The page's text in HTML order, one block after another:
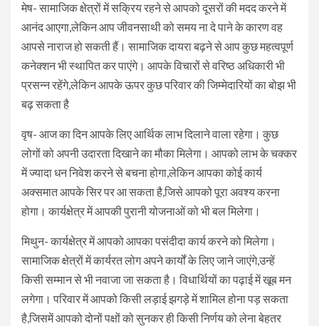
मेष- सामाजिक क्षेत्रों में सक्रिय रहने से आपको दूसरों की मदद करने में
आनंद आएगा,लेकिन आप जीवनसाथी को समय ना दे पाने के कारण वह
आपसे नाराज हो सकती हैं। सामाजिक दायरा बढ़ने से आप कुछ महत्वपूर्ण
कनेक्शन भी स्थापित कर पाएंगे। आपके विचारों से वरिष्ठ अधिकारी भी
प्रसन्न रहेंगे,लेकिन आपके ऊपर कुछ परिवार की जिम्मेदारियों का बोझ भी
बढ़ सकता है
वृष- आज का दिन आपके लिए आर्थिक लाभ दिलाने वाला रहेगा। कुछ
लोगों को अपनी उदारता दिखाने का मौका मिलेगा। आपको लाभ के चक्कर
में ज्यादा धन निवेश करने से बचना होगा,लेकिन आपका कोई कार्य
अक्समात आपके सिर पर आ सकता है,जिसे आपको पूरा अवश्य करना
होगा। कार्यक्षेत्र में आपकी पुरानी योजनाओं को भी बल मिलेगा।
मिथुन- कार्यक्षेत्र में आपको आपका पसंदीदा कार्य करने को मिलेगा।
सामाजिक क्षेत्रों में कार्यरत लोग अपने कार्यों के लिए जाने जाएंगे,उन्हें
किसी सम्मान से भी नवाजा जा सकता है। विधार्थियों का पढ़ाई में खूब मन
लगेगा। परिवार में आपको किसी लड़ाई झगड़े में शामिल होना पड़ सकता
है,जिसमें आपको दोनों पक्षों को सुनकर ही किसी निर्णय को लेना बेहतर